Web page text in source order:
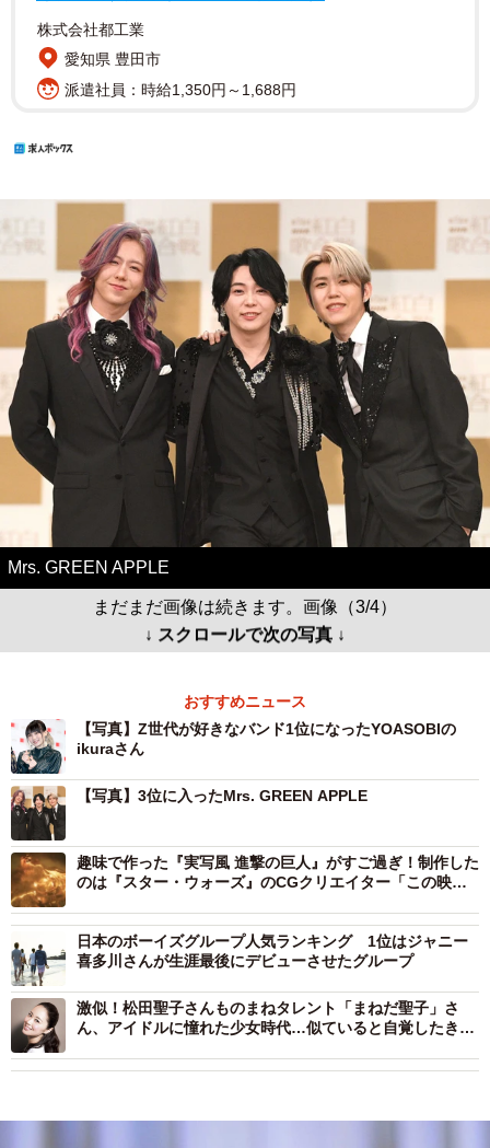
株式会社都工業
愛知県 豊田市
派遣社員：時給1,350円～1,688円
Mrs. GREEN APPLE
まだまだ画像は続きます。画像（3/4）
↓ スクロールで次の写真 ↓
おすすめニュース
【写真】Z世代が好きなバンド1位になったYOASOBIの
ikuraさん
【写真】3位に入ったMrs. GREEN APPLE
趣味で作った『実写風 進撃の巨人』がすご過ぎ！制作した
のは『スター・ウォーズ』のCGクリエイター「この映像
日本のボーイズグループ人気ランキング 1位はジャニー
喜多川さんが生涯最後にデビューさせたグループ
激似！松田聖子さんものまねタレント「まねだ聖子」さ
ん、アイドルに憧れた少女時代…似ていると自覚したきっ